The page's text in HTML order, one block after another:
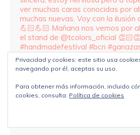
Privacidad y cookies: este sitio usa
navegando por él, aceptas su uso.
Para obtener más información, incluido
cookies, consulta: Política de cookies